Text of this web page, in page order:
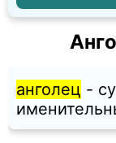
анголец -